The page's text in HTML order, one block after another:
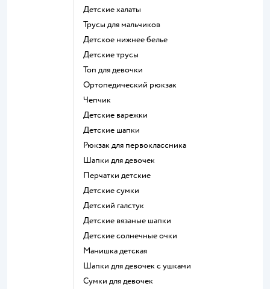
Детские халаты
Трусы для мальчиков
Детское нижнее белье
Детские трусы
Топ для девочки
Ортопедический рюкзак
Чепчик
Детские варежки
Детские шапки
Рюкзак для первоклассника
Шапки для девочек
Перчатки детские
Детские сумки
Детский галстук
Детские вязаные шапки
Детские солнечные очки
Манишка детская
Шапки для девочек с ушками
Сумки для девочек